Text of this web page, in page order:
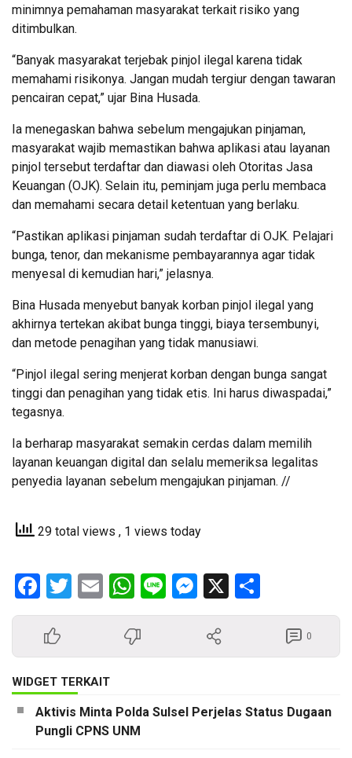
minimnya pemahaman masyarakat terkait risiko yang
ditimbulkan.
“Banyak masyarakat terjebak pinjol ilegal karena tidak
memahami risikonya. Jangan mudah tergiur dengan tawaran
pencairan cepat,” ujar Bina Husada.
Ia menegaskan bahwa sebelum mengajukan pinjaman,
masyarakat wajib memastikan bahwa aplikasi atau layanan
pinjol tersebut terdaftar dan diawasi oleh Otoritas Jasa
Keuangan (OJK). Selain itu, peminjam juga perlu membaca
dan memahami secara detail ketentuan yang berlaku.
“Pastikan aplikasi pinjaman sudah terdaftar di OJK. Pelajari
bunga, tenor, dan mekanisme pembayarannya agar tidak
menyesal di kemudian hari,” jelasnya.
Bina Husada menyebut banyak korban pinjol ilegal yang
akhirnya tertekan akibat bunga tinggi, biaya tersembunyi,
dan metode penagihan yang tidak manusiawi.
“Pinjol ilegal sering menjerat korban dengan bunga sangat
tinggi dan penagihan yang tidak etis. Ini harus diwaspadai,”
tegasnya.
Ia berharap masyarakat semakin cerdas dalam memilih
layanan keuangan digital dan selalu memeriksa legalitas
penyedia layanan sebelum mengajukan pinjaman. //
29 total views , 1 views today
Facebook
Twitter
EmailWhatsApp
LineMessenger
X
0
WIDGET TERKAIT
Aktivis Minta Polda Sulsel Perjelas Status Dugaan
Pungli CPNS UNM